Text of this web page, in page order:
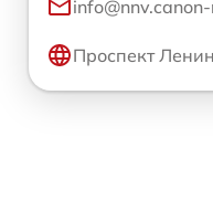
Проспект